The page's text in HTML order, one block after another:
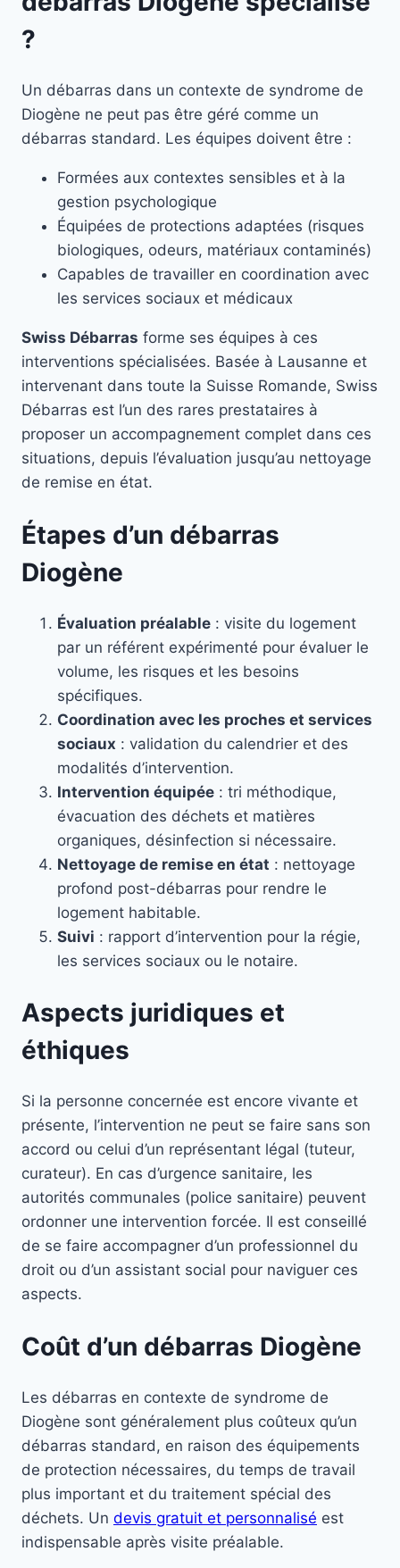
?
Un débarras dans un contexte de syndrome de
Diogène ne peut pas être géré comme un
débarras standard. Les équipes doivent être :
Formées aux contextes sensibles et à la
gestion psychologique
Équipées de protections adaptées (risques
biologiques, odeurs, matériaux contaminés)
Capables de travailler en coordination avec
les services sociaux et médicaux
Swiss Débarras forme ses équipes à ces
interventions spécialisées. Basée à Lausanne et
intervenant dans toute la Suisse Romande, Swiss
Débarras est l’un des rares prestataires à
proposer un accompagnement complet dans ces
situations, depuis l’évaluation jusqu’au nettoyage
de remise en état.
Étapes d’un débarras
Diogène
Évaluation préalable : visite du logement
par un référent expérimenté pour évaluer le
volume, les risques et les besoins
spécifiques.
Coordination avec les proches et services
sociaux : validation du calendrier et des
modalités d’intervention.
Intervention équipée : tri méthodique,
évacuation des déchets et matières
organiques, désinfection si nécessaire.
Nettoyage de remise en état : nettoyage
profond post-débarras pour rendre le
logement habitable.
Suivi : rapport d’intervention pour la régie,
les services sociaux ou le notaire.
Aspects juridiques et
éthiques
Si la personne concernée est encore vivante et
présente, l’intervention ne peut se faire sans son
accord ou celui d’un représentant légal (tuteur,
curateur). En cas d’urgence sanitaire, les
autorités communales (police sanitaire) peuvent
ordonner une intervention forcée. Il est conseillé
de se faire accompagner d’un professionnel du
droit ou d’un assistant social pour naviguer ces
aspects.
Coût d’un débarras Diogène
Les débarras en contexte de syndrome de
Diogène sont généralement plus coûteux qu’un
débarras standard, en raison des équipements
de protection nécessaires, du temps de travail
plus important et du traitement spécial des
déchets. Un devis gratuit et personnalisé est
indispensable après visite préalable.